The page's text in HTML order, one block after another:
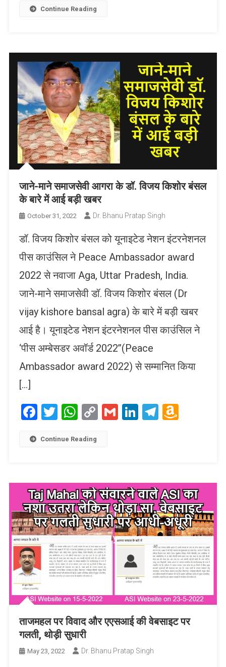
Continue Reading
जाने-माने समाजसेवी आगरा के डॉ. विजय किशोर बंसल
के बारे में आई बड़ी खबर
October 31, 2022 Dr. Bhanu Pratap Singh
डॉ. विजय किशोर बंसल को यूनाइटेड नेशन इंटरनेशनल
पीस काउंसिल ने Peace Ambassador award
2022 से नवाजा Aga, Uttar Pradesh, India.
जाने-माने समाजसेवी डॉ. विजय किशोर बंसल (Dr
vijay kishore bansal agra) के बारे में बड़ी खबर
आई है। यूनाइटेड नेशन इंटरनेशनल पीस काउंसिल ने
‘पीस अम्बेसडर अवॉर्ड 2022’’(Peace
Ambassador award 2022) से सम्मानित किया
[…]
Facebook
TwitterWhatsApp
CopyGmailLinkedIn
Telegram
Continue Reading
ताजमहल पर विवाद और एएसआई की वेबसाइट पर
गलती, थोड़ी सुधारी
May 23, 2022 Dr. Bhanu Pratap Singh